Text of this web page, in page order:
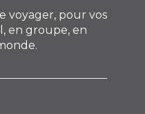
voyager, pour vos
en groupe, en